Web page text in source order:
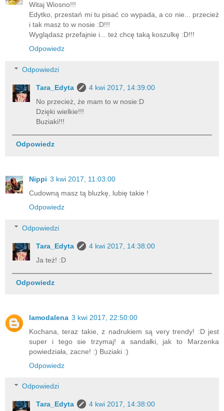
Witaj Wiosno!!!
Edytko, przestań mi tu pisać co wypada, a co nie... przecież
i tak masz to w nosie :D!!!
Wyglądasz przefajnie i... też chcę taką koszulkę :D!!!
Odpowiedz
Odpowiedzi
Tara_Edyta
4 kwi 2017, 14:39:00
No przecież, że mam to w nosie:D
Dzięki wielkie!!!
Buziaki!!!
Odpowiedz
Nippi 3 kwi 2017, 11:03:00
Cudowną masz tą bluzkę, lubię takie !
Odpowiedz
Odpowiedzi
Tara_Edyta
4 kwi 2017, 14:38:00
Ja też! :D
Odpowiedz
lamodalena 3 kwi 2017, 22:50:00
Kochana, teraz takie, z nadrukiem są very trendy! :D jest
super i tego sie trzymaj! a sandałki, jak to Marzenka
powiedziała, zacne! :) Buziaki :)
Odpowiedz
Odpowiedzi
Tara_Edyta 4 kwi 2017, 14:38:00